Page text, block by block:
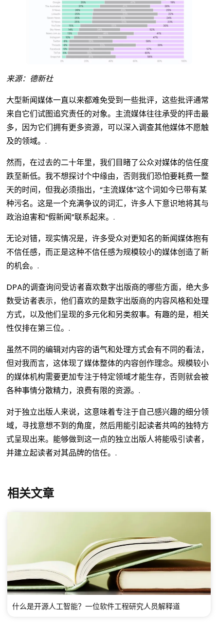
来源：德新社
大型新闻媒体一直以来都难免受到一些批评，这些批评通常
来自它们试图追究责任的对象。主流媒体往往承受的抨击最
多，因为它们拥有更多资源，可以深入调查其他媒体不愿触
及的领域。.
然而，在过去的二十年里，我们目睹了公众对媒体的信任度
跌至新低。我不想探讨个中缘由，否则我们恐怕要耗费一整
天的时间，但我必须指出，“主流媒体”这个词如今已带有某
种污名。这是一个充满争议的词汇，许多人下意识地将其与
政治迫害和“假新闻”联系起来。.
无论对错，现实情况是，许多受众对更知名的新闻媒体抱有
不信任感，而正是这种不信任感为规模较小的媒体创造了新
的机会。.
DPA的调查询问受访者喜欢数字出版商的哪些方面，绝大多
数受访者表示，他们喜欢的是数字出版商的内容风格和处理
方式，以及他们呈现的多元化和另类叙事。有趣的是，相关
性仅排在第三位。.
虽然不同的编辑对内容的语气和处理方式会有不同的看法，
但对我而言，这体现了媒体整体的内容创作理念。规模较小
的媒体机构需要更加专注于特定领域才能生存，否则就会被
各种事情分散精力，浪费有限的资源。.
对于独立出版人来说，这意味着专注于自己感兴趣的细分领
域，寻找意想不到的角度，然后用能引起读者共鸣的独特方
式呈现出来。能够做到这一点的独立出版人将能吸引读者，
并建立起读者对其品牌的信任。.
相关文章
什么是开源人工智能？一位软件工程研究人员解释道